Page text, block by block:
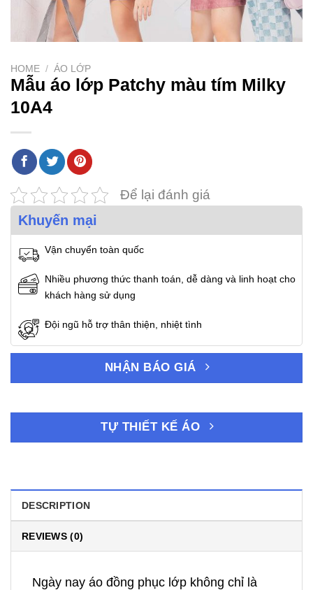
HOME / ÁO LỚP
Mẫu áo lớp Patchy màu tím Milky
10A4
Để lại đánh giá
Khuyến mại
Vận chuyển toàn quốc
Nhiều phương thức thanh toán, dễ dàng và linh hoạt cho
khách hàng sử dụng
Đội ngũ hỗ trợ thân thiện, nhiệt tình
NHẬN BÁO GIÁ
TỰ THIẾT KẾ ÁO
DESCRIPTION
REVIEWS (0)
Ngày nay áo đồng phục lớp không chỉ là